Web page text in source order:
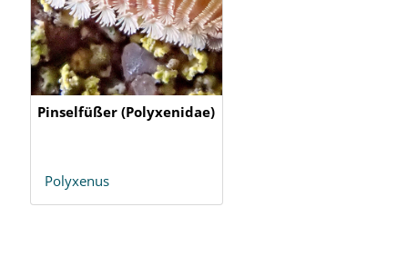
Pinselfüßer (Polyxenidae)
Polyxenus